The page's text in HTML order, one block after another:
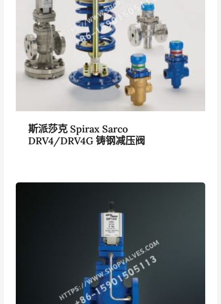
斯派莎克 Spirax Sarco
DRV4/DRV4G 铸钢减压阀